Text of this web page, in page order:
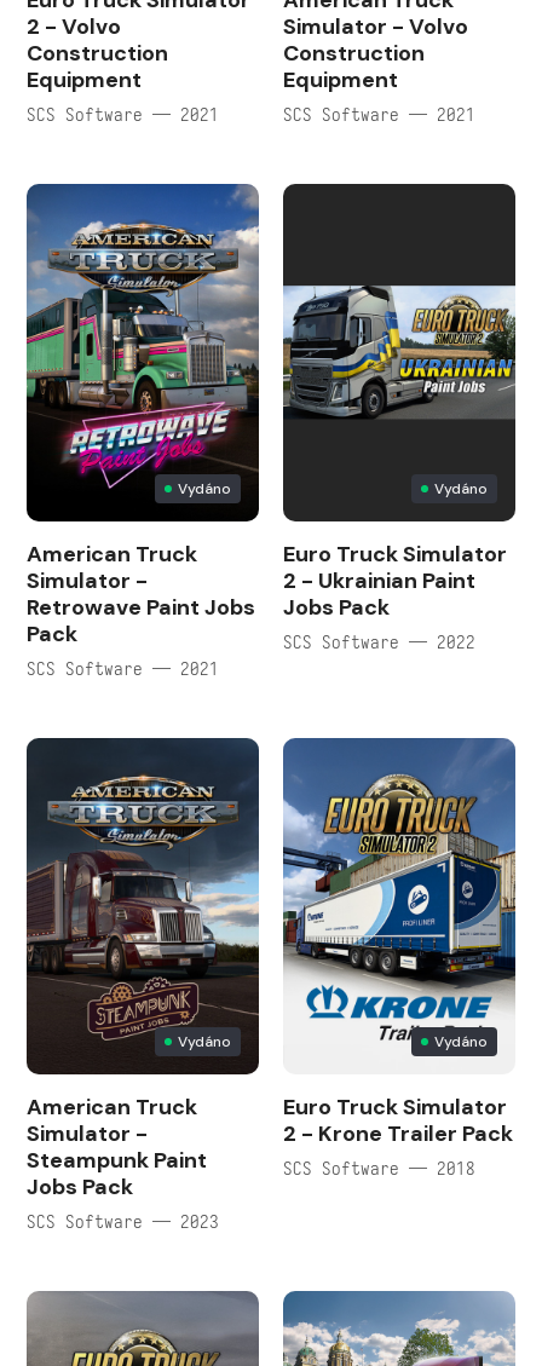
2 - Volvo
Construction
Equipment
SCS Software — 2021
Simulator - Volvo
Construction
Equipment
SCS Software — 2021
Vydáno
American Truck
Simulator -
Retrowave Paint Jobs
Pack
SCS Software — 2021
Vydáno
Euro Truck Simulator
2 - Ukrainian Paint
Jobs Pack
SCS Software — 2022
Vydáno
American Truck
Simulator -
Steampunk Paint
Jobs Pack
SCS Software — 2023
Vydáno
Euro Truck Simulator
2 - Krone Trailer Pack
SCS Software — 2018